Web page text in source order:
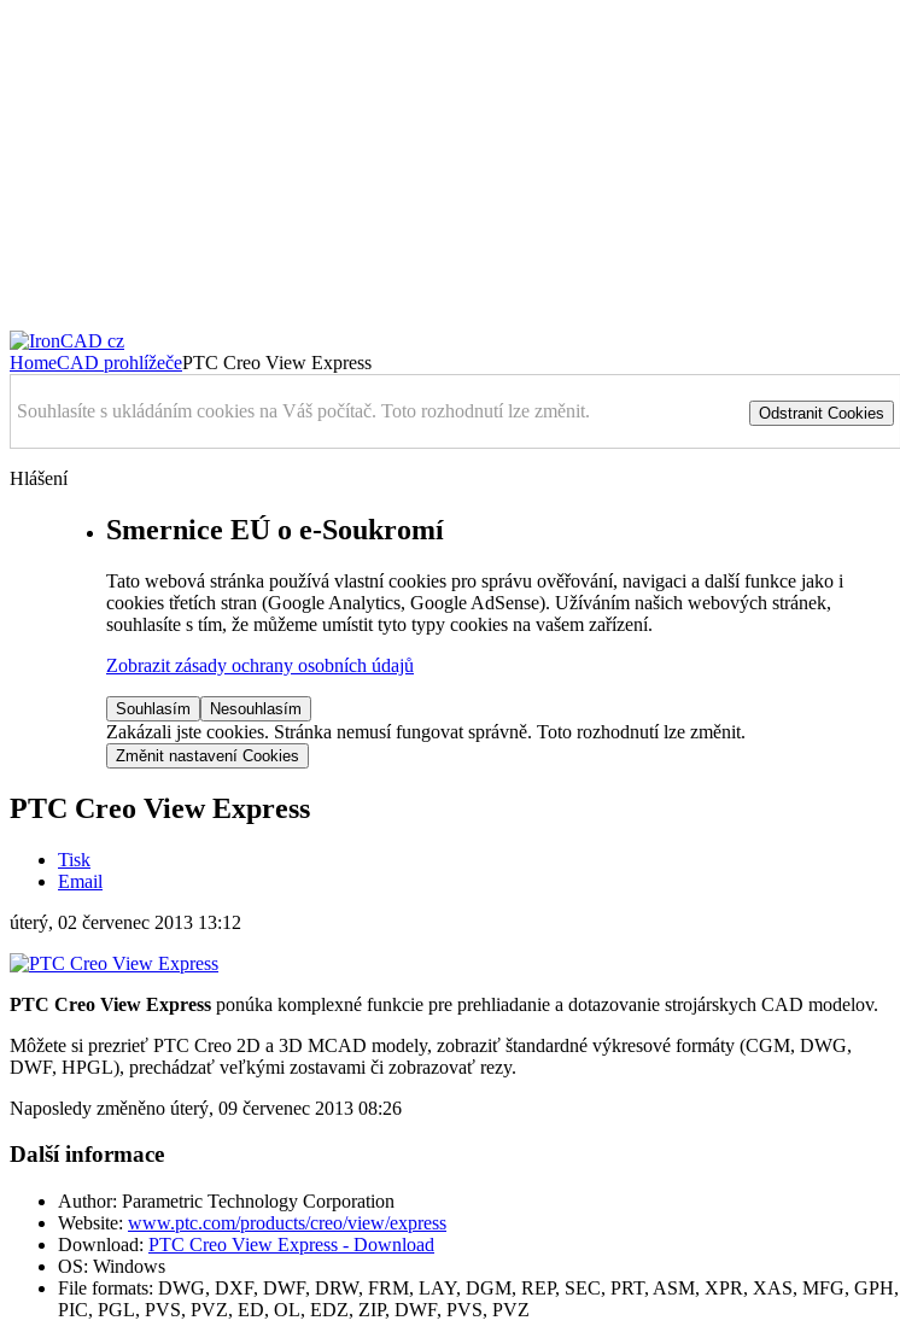
HomeCAD prohlížečePTC Creo View Express
Odstranit Cookies
Souhlasíte s ukládáním cookies na Váš počítač. Toto rozhodnutí lze změnit.
Hlášení
Smernice EÚ o e-Soukromí
Tato webová stránka používá vlastní cookies pro správu ověřování, navigaci a další funkce jako i
cookies třetích stran (Google Analytics, Google AdSense). Užíváním našich webových stránek,
souhlasíte s tím, že můžeme umístit tyto typy cookies na vašem zařízení.
Zobrazit zásady ochrany osobních údajů
Souhlasím Nesouhlasím
Zakázali jste cookies. Stránka nemusí fungovat správně. Toto rozhodnutí lze změnit.
Změnit nastavení Cookies
PTC Creo View Express
Tisk
Email
úterý, 02 červenec 2013 13:12
PTC Creo View Express ponúka komplexné funkcie pre prehliadanie a dotazovanie strojárskych CAD modelov.
Môžete si prezrieť PTC Creo 2D a 3D MCAD modely, zobraziť štandardné výkresové formáty (CGM, DWG,
DWF, HPGL), prechádzať veľkými zostavami či zobrazovať rezy.
Naposledy změněno úterý, 09 červenec 2013 08:26
Další informace
Author: Parametric Technology Corporation
Website: www.ptc.com/products/creo/view/express
Download: PTC Creo View Express - Download
OS: Windows
File formats: DWG, DXF, DWF, DRW, FRM, LAY, DGM, REP, SEC, PRT, ASM, XPR, XAS, MFG, GPH,
PIC, PGL, PVS, PVZ, ED, OL, EDZ, ZIP, DWF, PVS, PVZ